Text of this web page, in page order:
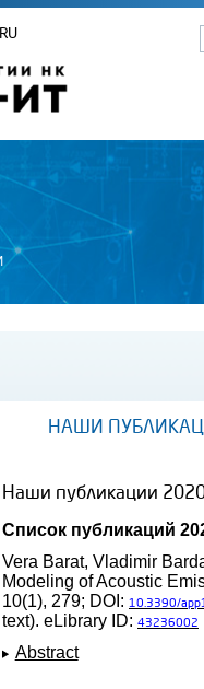
НАШИ
Наши публикации 2020
Список публикаций
Vera Barat, Vladimir
Modeling of Acoustic
10(1), 279; DOI: 10.3390/
text). eLibrary ID: 43236002
Abstract